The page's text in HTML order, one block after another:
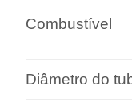
Combustível
Diâmetro do